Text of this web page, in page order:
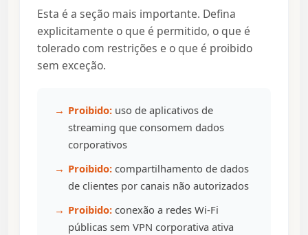
Esta é a seção mais importante. Defina
explicitamente o que é permitido, o que é
tolerado com restrições e o que é proibido
sem exceção.
Proibido: uso de aplicativos de
streaming que consomem dados
corporativos
Proibido: compartilhamento de dados
de clientes por canais não autorizados
Proibido: conexão a redes Wi-Fi
públicas sem VPN corporativa ativa